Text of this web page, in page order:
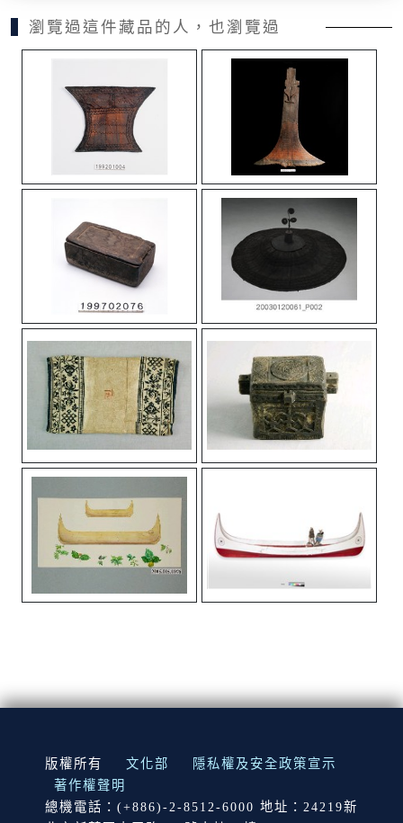
瀏覽過這件藏品的人，也瀏覽過
:::
版權所有 文化部
隱私權及安全政策宣示
著作權聲明
總機電話：(+886)-2-8512-6000 地址：24219新